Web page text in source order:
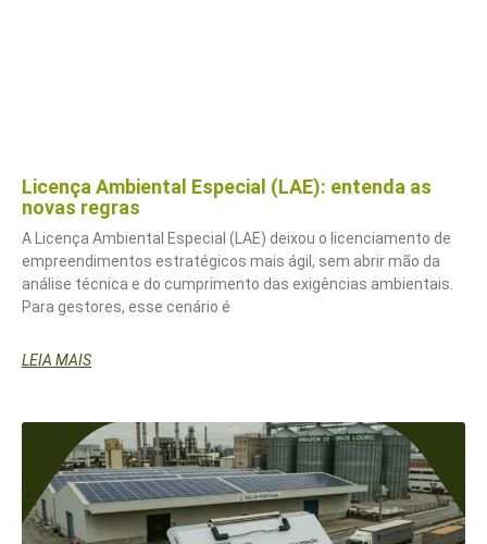
Licença Ambiental Especial (LAE): entenda as
novas regras
A Licença Ambiental Especial (LAE) deixou o licenciamento de
empreendimentos estratégicos mais ágil, sem abrir mão da
análise técnica e do cumprimento das exigências ambientais.
Para gestores, esse cenário é
LEIA MAIS